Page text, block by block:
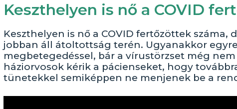
Keszthelyen is nő a COVID
Keszthelyen is nő a COVID fertőzöttek száma,
jobban áll átoltottság terén. Ugyanakkor
megbetegedéssel, bár a vírustörzset még
háziorvosok kérik a pácienseket, hogy
tünetekkel semiképpen ne menjenek be a